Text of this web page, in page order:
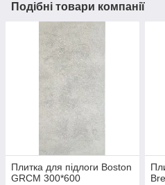
Подібні товари компанії
Плитка для підлоги Boston
GRCM 300*600